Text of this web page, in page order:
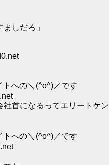
しだろ」
への＼(^o^)／です
社首になるってエリートケン
への＼(^o^)／です